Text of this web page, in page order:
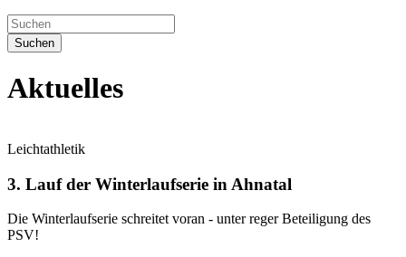
Suchen
Aktuelles
Leichtathletik
3. Lauf der Winterlaufserie in Ahnatal
Die Winterlaufserie schreitet voran - unter reger Beteiligung des
PSV!